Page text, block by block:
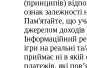
(принципів)
ознак залежності
Пам'ятайте, що
джерелом
Інформаційний
ігри на реальні
приймає ні в
платежів, які